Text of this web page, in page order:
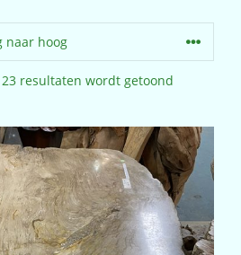
resultaten wordt getoond
laag
naar
hoog